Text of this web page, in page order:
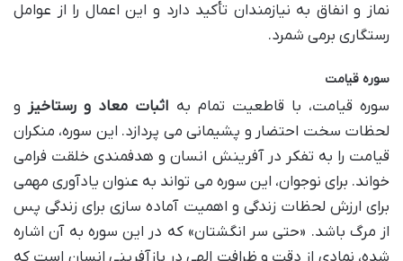
نماز و انفاق به نیازمندان تأکید دارد و این اعمال را از عوامل
رستگاری برمی شمرد.
سوره قیامت
سوره قیامت، با قاطعیت تمام به اثبات معاد و رستاخیز و
لحظات سخت احتضار و پشیمانی می پردازد. این سوره، منکران
قیامت را به تفکر در آفرینش انسان و هدفمندی خلقت فرامی
خواند. برای نوجوان، این سوره می تواند به عنوان یادآوری مهمی
برای ارزش لحظات زندگی و اهمیت آماده سازی برای زندگی پس
از مرگ باشد. «حتی سر انگشتان» که در این سوره به آن اشاره